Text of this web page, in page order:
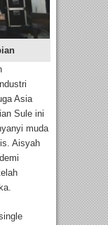
Asia
Sule ini
muda
Aisyah